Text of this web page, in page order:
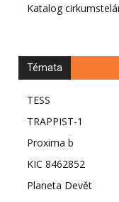
Katalog
Témata
TESS
TRAPPIST-1
Proxima b
KIC 8462852
Planeta Devět